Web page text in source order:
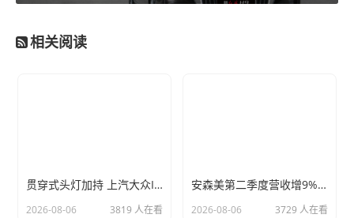
相关阅读
贯穿式头灯加持 上汽大众ID.ERA 5X谍照曝光
2026-08-06 3819 人在看
安森美第二季度营收增9%至16亿美元
2026-08-06 3729 人在看